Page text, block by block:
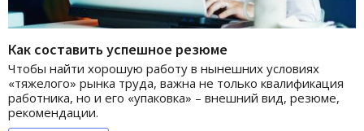
Как составить успешное резюме
Чтобы найти хорошую работу в нынешних условиях
«тяжелого» рынка труда, важна не только квалификация
работника, но и его «упаковка» – внешний вид, резюме,
рекомендации.